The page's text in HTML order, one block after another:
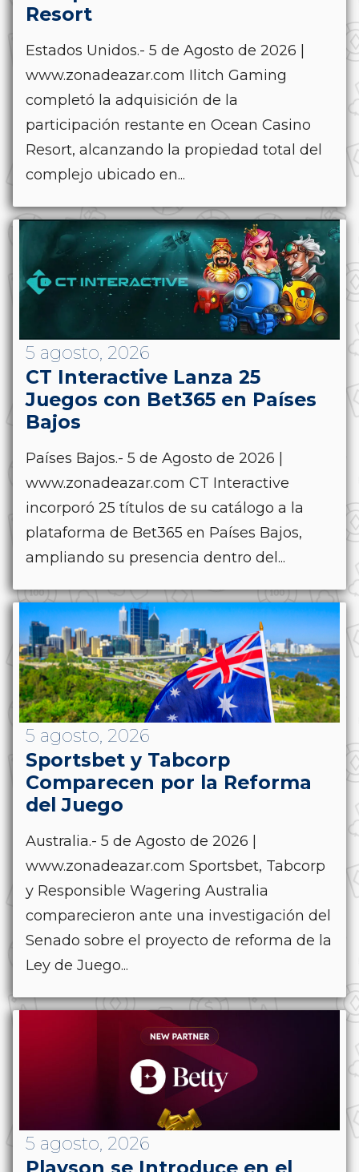
Resort
Estados Unidos.- 5 de Agosto de 2026 |
www.zonadeazar.com Ilitch Gaming
completó la adquisición de la
participación restante en Ocean Casino
Resort, alcanzando la propiedad total del
complejo ubicado en...
5 agosto, 2026
CT Interactive Lanza 25
Juegos con Bet365 en Países
Bajos
Países Bajos.- 5 de Agosto de 2026 |
www.zonadeazar.com CT Interactive
incorporó 25 títulos de su catálogo a la
plataforma de Bet365 en Países Bajos,
ampliando su presencia dentro del...
5 agosto, 2026
Sportsbet y Tabcorp
Comparecen por la Reforma
del Juego
Australia.- 5 de Agosto de 2026 |
www.zonadeazar.com Sportsbet, Tabcorp
y Responsible Wagering Australia
comparecieron ante una investigación del
Senado sobre el proyecto de reforma de la
Ley de Juego...
5 agosto, 2026